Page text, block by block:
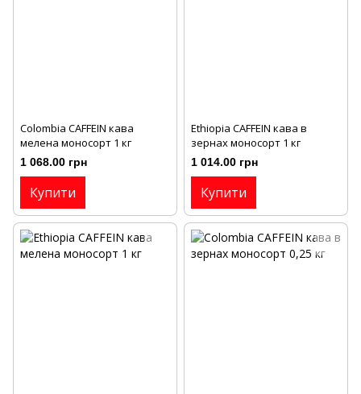
Colombia CAFFEIN кава
мелена моносорт 1 кг
1 068.00 грн
Купити
Ethiopia CAFFEIN кава в
зернах моносорт 1 кг
1 014.00 грн
Купити